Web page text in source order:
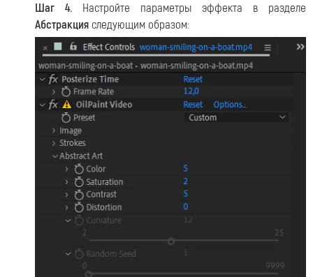
Шаг 4. Настройте параметры эффекта в разделе
Абстракция следующим образом: